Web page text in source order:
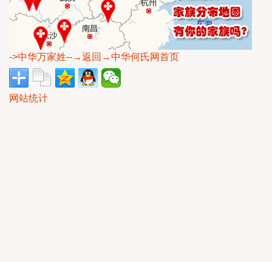
->中华万家姓--→返回→中华何氏网首页
网站统计